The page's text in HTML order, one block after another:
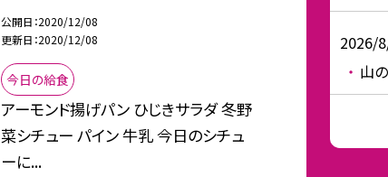
公開日 2020/12/08
更新日 2020/12/08
今日の給食
アーモンド揚げパン ひじきサラダ 冬野
菜シチュー パイン 牛乳 今日のシチュ
ーに...
2026/
山